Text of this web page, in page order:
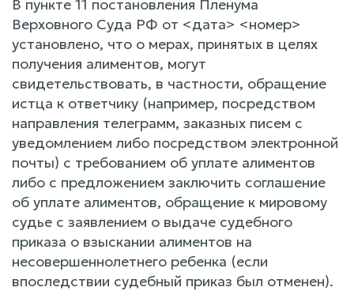
В пункте 11 постановления Пленума
Верховного Суда РФ от <дата> <номер>
установлено, что о мерах, принятых в целях
получения алиментов, могут
свидетельствовать, в частности, обращение
истца к ответчику (например, посредством
направления телеграмм, заказных писем с
уведомлением либо посредством электронной
почты) с требованием об уплате алиментов
либо с предложением заключить соглашение
об уплате алиментов, обращение к мировому
судье с заявлением о выдаче судебного
приказа о взыскании алиментов на
несовершеннолетнего ребенка (если
впоследствии судебный приказ был отменен).